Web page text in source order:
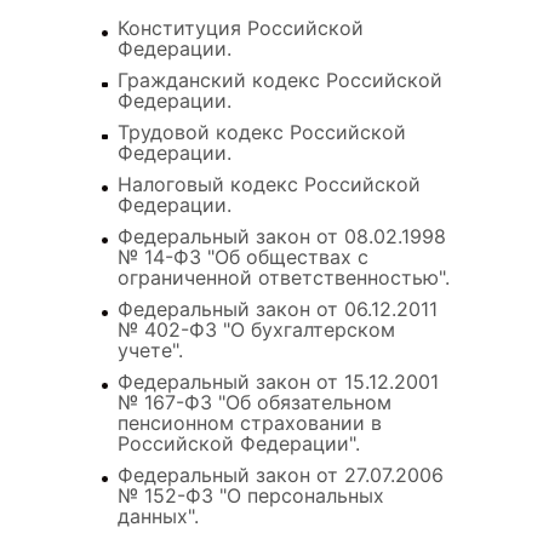
Конституция Российской
Федерации.
Гражданский кодекс Российской
Федерации.
Трудовой кодекс Российской
Федерации.
Налоговый кодекс Российской
Федерации.
Федеральный закон от 08.02.1998
№ 14-ФЗ "Об обществах с
ограниченной ответственностью".
Федеральный закон от 06.12.2011
№ 402-ФЗ "О бухгалтерском
учете".
Федеральный закон от 15.12.2001
№ 167-ФЗ "Об обязательном
пенсионном страховании в
Российской Федерации".
Федеральный закон от 27.07.2006
№ 152-ФЗ "О персональных
данных".